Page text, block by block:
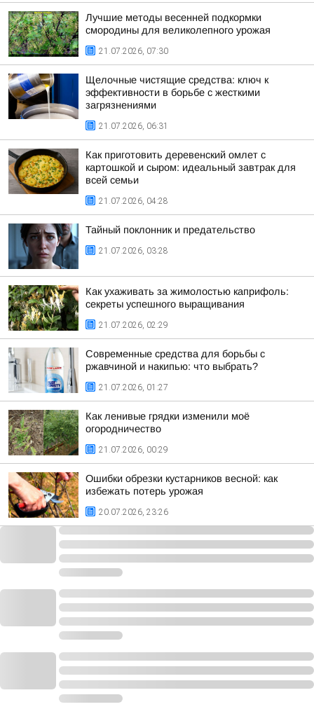
Лучшие методы весенней подкормки
смородины для великолепного урожая
21.07.2026, 07:30
Щелочные чистящие средства: ключ к
эффективности в борьбе с жесткими
загрязнениями
21.07.2026, 06:31
Как приготовить деревенский омлет с
картошкой и сыром: идеальный завтрак для
всей семьи
21.07.2026, 04:28
Тайный поклонник и предательство
21.07.2026, 03:28
Как ухаживать за жимолостью каприфоль:
секреты успешного выращивания
21.07.2026, 02:29
Современные средства для борьбы с
ржавчиной и накипью: что выбрать?
21.07.2026, 01:27
Как ленивые грядки изменили моё
огородничество
21.07.2026, 00:29
Ошибки обрезки кустарников весной: как
избежать потерь урожая
20.07.2026, 23:26